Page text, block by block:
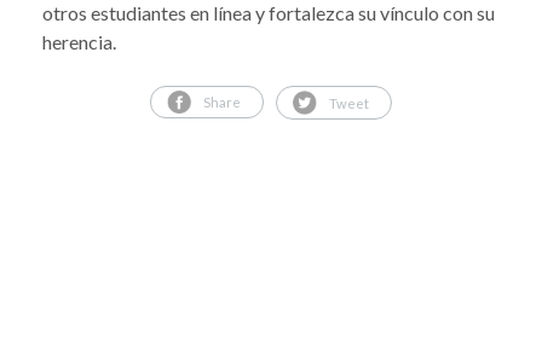
otros estudiantes en línea y fortalezca su vínculo con su
herencia.
Share Tweet